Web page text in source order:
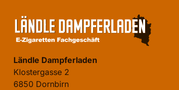
Ländle Dampferladen
Klostergasse 2
6850 Dornbirn